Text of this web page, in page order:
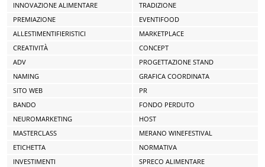
INNOVAZIONE ALIMENTARE
TRADIZIONE
PREMIAZIONE
EVENTIFOOD
ALLESTIMENTIFIERISTICI
MARKETPLACE
CREATIVITÀ
CONCEPT
ADV
PROGETTAZIONE STAND
NAMING
GRAFICA COORDINATA
SITO WEB
PR
BANDO
FONDO PERDUTO
NEUROMARKETING
HOST
MASTERCLASS
MERANO WINEFESTIVAL
ETICHETTA
NORMATIVA
INVESTIMENTI
SPRECO ALIMENTARE